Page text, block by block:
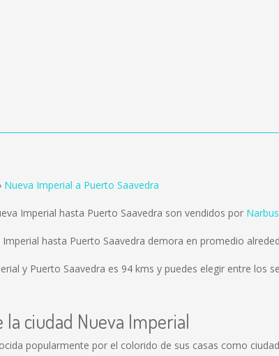
Nueva Imperial a Puerto Saavedra
Imperial hasta Puerto Saavedra son vendidos por Narbus
hasta Puerto Saavedra demora en promedio
y Puerto Saavedra es 94 kms y puedes elegir entre los
ciudad Nueva Imperial
popularmente por el colorido de sus casas como